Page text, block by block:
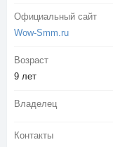
Официальный сайт
Wow-Smm.ru
Возраст
9 лет
Владелец
Контакты